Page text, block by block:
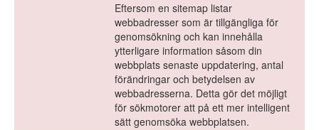
Eftersom en sitemap listar
webbadresser som är tillgängliga för
genomsökning och kan innehålla
ytterligare information såsom din
webbplats senaste uppdatering, antal
förändringar och betydelsen av
webbadresserna. Detta gör det möjligt
för sökmotorer att på ett mer intelligent
sätt genomsöka webbplatsen.